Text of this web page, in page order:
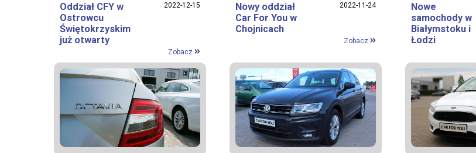
Oddział CFY w
Ostrowcu
Świętokrzyskim
już otwarty
2022-12-15
Zobacz
Nowy oddział
Car For You w
Chojnicach
2022-11-24
Zobacz
Nowe
samochody w
Białymstoku i
Łodzi